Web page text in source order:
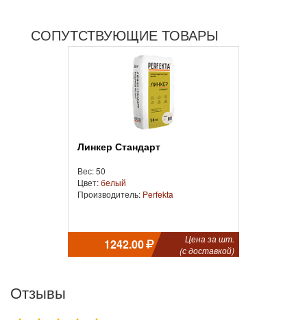
СОПУТСТВУЮЩИЕ ТОВАРЫ
Линкер Стандарт
Вес: 50
Цвет:белый
Производитель: Perfekta
1242.00
Цена за шт.
(с доставкой)
Отзывы